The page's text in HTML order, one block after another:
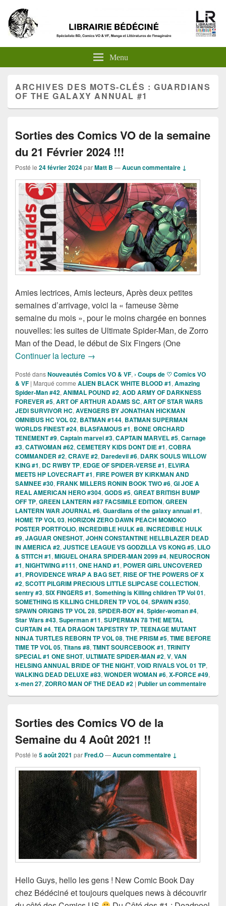
Menu
ARCHIVES DES MOTS-CLÉS :GUARDIANS
OF THE GALAXY ANNUAL #1
Sorties des Comics VO de la semaine
du 21 Février 2024 !!!
Posté le 24 février 2024parMatt B —Aucun commentaire ↓
Amies lectrices, Amis lecteurs, Après deux petites
semaines d’arrivage, voici la « fameuse 3ème
semaine du mois », pour le moins chargée en bonnes
nouvelles: les suites de Ultimate Spider-Man, de Zorro
Man of the Dead, le début de Six Fingers (One
Continuer la lecture Sorties des Comics VO de la semaine
→
Posté dansNouveautés Comics VO & VF, › Coups de ♡ Comics VO
& VF | Marqué comme ALIEN BLACK WHITE BLOOD #1, Amazing
Spider-Man #42, ANIMAL POUND #2, AOD ARMY OF DARKNESS
FOREVER #5, ART OF ARTHUR ADAMS SC, ART OF STAR WARS
JEDI SURVIVOR HC, AVENGERS BY JONATHAN HICKMAN
OMNIBUS HC VOL 02, BATMAN #144, BATMAN SUPERMAN
WORLDS FINEST #24, BLASFAMOUS #1, BONE ORCHARD
TENEMENT #9, Captain marvel #3, CAPTAIN MARVEL #5, Carnage
#3, CATWOMAN #62, CEMETERY KIDS DONT DIE #1, COBRA
COMMANDER #2, CRAVE #2, Daredevil #6, DARK SOULS WILLOW
KING #1, DC RWBY TP, EDGE OF SPIDER-VERSE #1, ELVIRA
MEETS HP LOVECRAFT #1, FIRE POWER BY KIRKMAN AND
SAMNEE #30, FRANK MILLERS RONIN BOOK TWO #6, GI JOE A
REAL AMERICAN HERO #304, GODS #5, GREAT BRITISH BUMP
OFF TP, GREEN LANTERN #87 FACSIMILE EDITION, GREEN
LANTERN WAR JOURNAL #6, Guardians of the galaxy annual #1,
HOME TP VOL 03, HORIZON ZERO DAWN PEACH MOMOKO
POSTER PORTFOLIO, INCREDIBLE HULK #8, INCREDIBLE HULK
#9, JAGUAR ONESHOT, JOHN CONSTANTINE HELLBLAZER DEAD
IN AMERICA #2, JUSTICE LEAGUE VS GODZILLA VS KONG #5, LILO
& STITCH #1, MIGUEL OHARA SPIDER-MAN 2099 #4, NEUROCRON
#1, NIGHTWING #111, ONE HAND #1, POWER GIRL UNCOVERED
#1, PROVIDENCE WRAP A BAG SET, RISE OF THE POWERS OF X
#2, SCOTT PILGRIM PRECIOUS LITTLE SLIPCASE COLLECTION,
sentry #3, SIX FINGERS #1, Something is Killing children TP Vol 01,
SOMETHING IS KILLING CHILDREN TP VOL 04, SPAWN #350,
SPAWN ORIGINS TP VOL 28, SPIDER-BOY #4, Spider-woman #4,
Star Wars #43, Superman #11, SUPERMAN 78 THE METAL
CURTAIN #4, TEA DRAGON TAPESTRY TP, TEENAGE MUTANT
NINJA TURTLES REBORN TP VOL 08, THE PRISM #5, TIME BEFORE
TIME TP VOL 05, Titans #8, TMNT SOURCEBOOK #1, TRINITY
SPECIAL #1 ONE SHOT, ULTIMATE SPIDER-MAN #2, V, VAN
HELSING ANNUAL BRIDE OF THE NIGHT, VOID RIVALS VOL 01 TP,
WALKING DEAD DELUXE #83, WONDER WOMAN #6, X-FORCE #49,
x-men 27, ZORRO MAN OF THE DEAD #2 | Publier un commentaire
Sorties des Comics VO de la
Semaine du 4 Août 2021 !!
Posté le 5 août 2021 parFred.O—Aucun commentaire ↓
Hello Guys, hello les gens ! New Comic Book Day
chez Bédéciné et toujours quelques news à découvrir